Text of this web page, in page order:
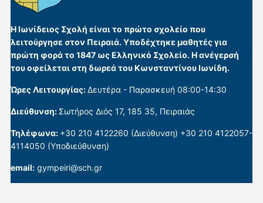
Η Ιωνίδειος Σχολή είναι το πρώτο σχολείο που
λειτούργησε στον Πειραιά. Υποδέχτηκε μαθητές για
πρώτη φορά το 1847 ως Ελληνικό Σχολείο. Η ανέγερσή
του οφείλεται στη δωρεά του Κωνσταντίνου Ιωνίδη.
Ώρες Λειτουργίας:Δευτέρα - Παρασκευή 08:00-14:30
Διεύθυνση: Σωτήρος Διός 17, 185 35, Πειραιάς
Τηλέφωνα: +30 210 4122260 (Διεύθυνση) +30 210 4122057-
4114050 (Υποδιεύθυνση)
email:gympeiri@sch.gr